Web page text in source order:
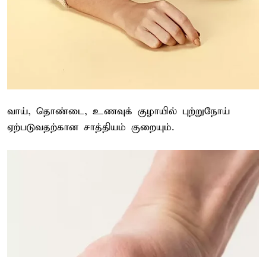
வாய், தொண்டை, உணவுக் குழாயில் புற்றுநோய்
ஏற்படுவதற்கான சாத்தியம் குறையும்.